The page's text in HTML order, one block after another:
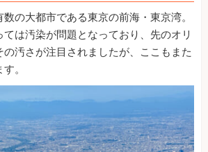
の大都市である東京の前海・東京湾。
ては汚染が問題となっており、先のオリ
の汚さが注目されましたが、ここもまた
。